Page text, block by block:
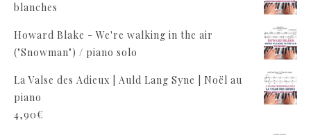
blanches
Howard Blake - We're walking in the air
("Snowman") / piano solo
La Valse des Adieux | Auld Lang Syne | Noël au
piano
4,90€